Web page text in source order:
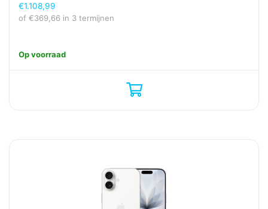
€1.108,99
of €369,66 in 3 termijnen
Op voorraad